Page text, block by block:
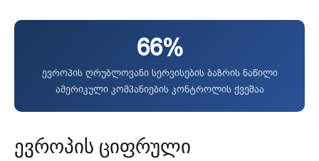
66%
ევროპის ღრუბლოვანი სერვისების ბაზრის ნაწილი
ამერიკული კომპანიების კონტროლის ქვეშაა
ევროპის ციფრული